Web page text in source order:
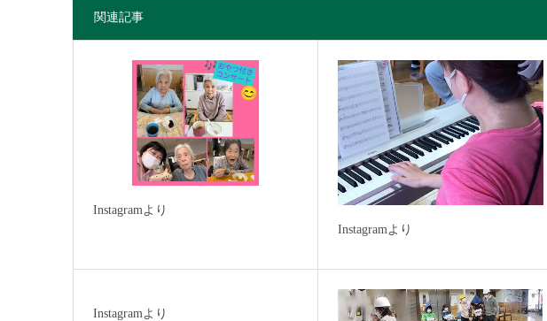
関連記事
Instagramより
Instagramより
Instagramより